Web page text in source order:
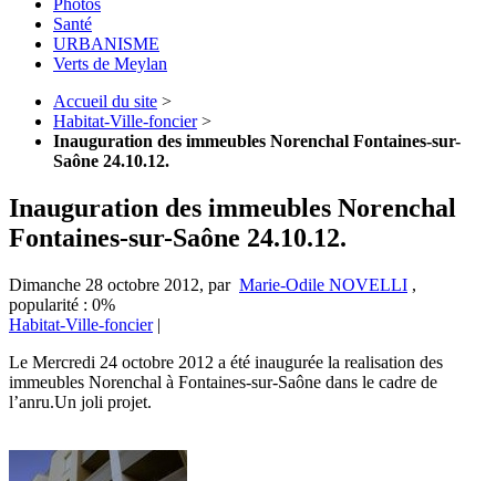
Santé
URBANISME
Verts de Meylan
Accueil du site >
Habitat-Ville-foncier >
Inauguration des immeubles Norenchal Fontaines-sur-
Saône 24.10.12.
Inauguration des immeubles Norenchal
Fontaines-sur-Saône 24.10.12.
Dimanche 28 octobre 2012, par Marie-Odile NOVELLI ,
popularité : 0%
Habitat-Ville-foncier|
Le Mercredi 24 octobre 2012 a été inaugurée la realisation des
immeubles Norenchal à Fontaines-sur-Saône dans le cadre de
l’anru.Un joli projet.